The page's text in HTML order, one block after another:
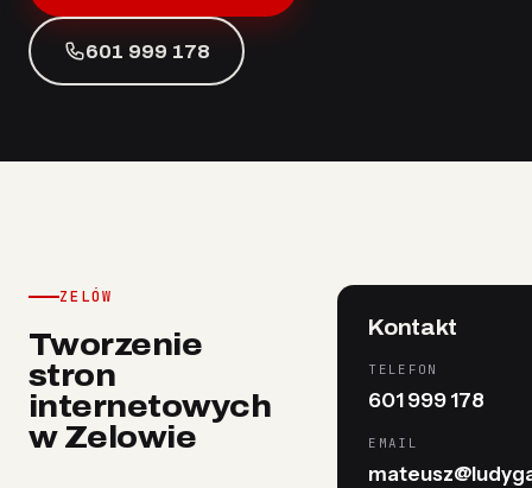
601 999 178
ZELÓW
Tworzenie
stron
internetowych
w Zelowie
Kontakt
TELEFON
601 999 178
EMAIL